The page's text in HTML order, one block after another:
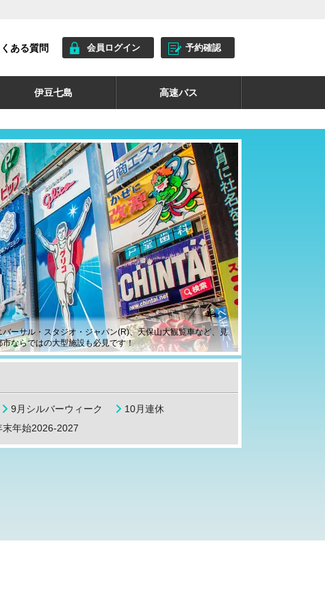
くある質問 会員ログイン 予約確認
伊豆七島 高速バス
ーサル・スタジオ・ジャパン(R)、天保山大観覧車など、見
ならではの大型施設も必見です！
9月シルバーウィーク
10月連休
末年始2026-2027